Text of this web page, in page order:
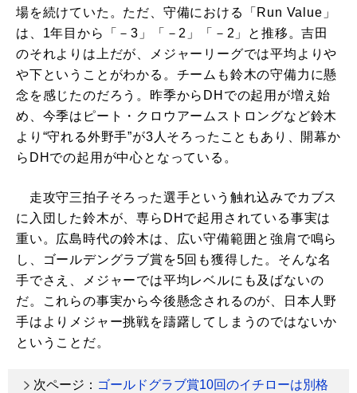
場を続けていた。ただ、守備における「Run Value」
は、1年目から「－3」「－2」「－2」と推移。吉田
のそれよりは上だが、メジャーリーグでは平均よりや
や下ということがわかる。チームも鈴木の守備力に懸
念を感じたのだろう。昨季からDHでの起用が増え始
め、今季はピート・クロウアームストロングなど鈴木
より“守れる外野手”が3人そろったこともあり、開幕か
らDHでの起用が中心となっている。
走攻守三拍子そろった選手という触れ込みでカブス
に入団した鈴木が、専らDHで起用されている事実は
重い。広島時代の鈴木は、広い守備範囲と強肩で鳴ら
し、ゴールデングラブ賞を5回も獲得した。そんな名
手でさえ、メジャーでは平均レベルにも及ばないの
だ。これらの事実から今後懸念されるのが、日本人野
手はよりメジャー挑戦を躊躇してしまうのではないか
ということだ。
次ページ： ゴールドグラブ賞10回のイチローは別格